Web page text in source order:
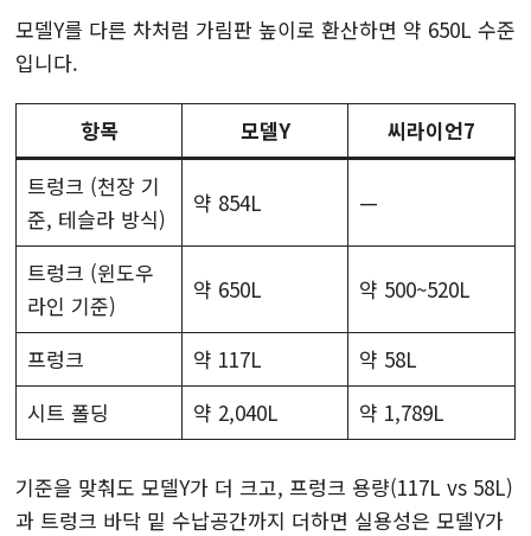
모델Y를 다른 차처럼 가림판 높이로 환산하면 약 650L 수준
입니다.
항목 모델Y
씨라이언7
트렁크 (천장 기
준, 테슬라 방식)
약 854L —
트렁크 (윈도우
라인 기준)
약 650L 약 500~520L
프렁크 약 117L
약 58L
시트 폴딩
약 2,040L 약 1,789L
기준을 맞춰도 모델Y가 더 크고, 프렁크 용량(117L vs 58L)
과 트렁크 바닥 밑 수납공간까지 더하면 실용성은 모델Y가